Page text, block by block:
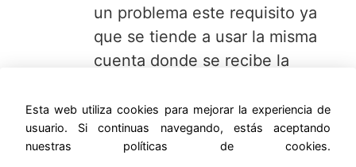
un problema este requisito ya
que se tiende a usar la misma
cuenta donde se recibe la
Tener la jubilacion tramitada en
ANSES. Si la misma se
Esta web utiliza cookies para mejorar la experiencia de
usuario. Si continuas navegando, estás aceptando
nuestras políticas de cookies.